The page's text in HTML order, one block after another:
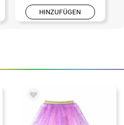
HINZUFÜGEN